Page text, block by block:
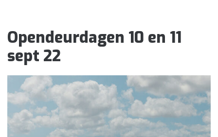
Opendeurdagen 10 en 11
sept 22